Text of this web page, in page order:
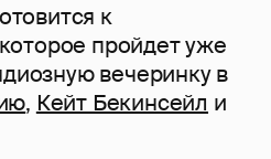
к
пройдет уже
вечеринку в
, Кейт Бекинсейл и